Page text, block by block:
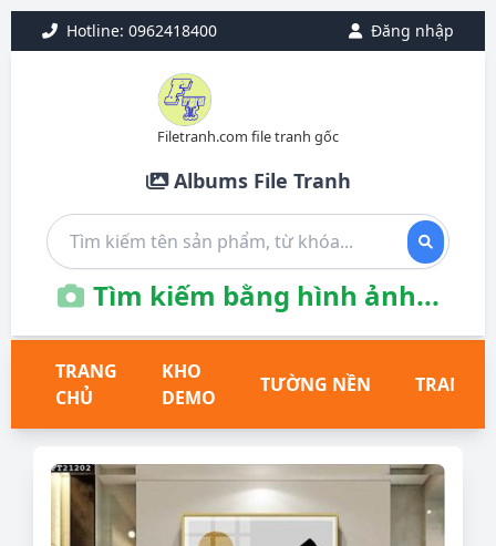
Hotline: 0962418400 Đăng nhập
Filetranh.com file tranh gốc
Albums File Tranh
Tìm kiếm bằng hình ảnh...
TRANG
CHỦ
KHO
DEMO
TƯỜNG NỀN TRANH